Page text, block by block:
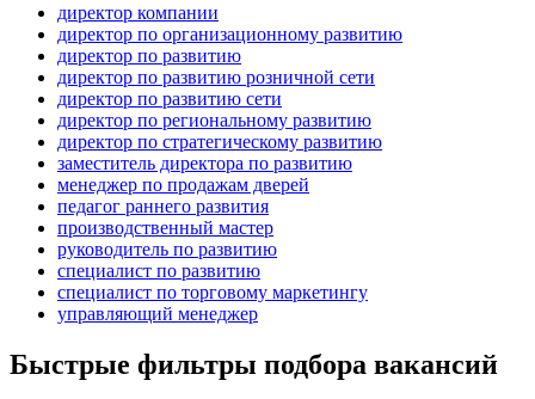
директор компании
директор по организационному развитию
директор по развитию
директор по развитию розничной сети
директор по развитию сети
директор по региональному развитию
директор по стратегическому развитию
заместитель директора по развитию
менеджер по продажам дверей
педагог раннего развития
производственный мастер
руководитель по развитию
специалист по развитию
специалист по торговому маркетингу
управляющий менеджер
Быстрые фильтры подбора вакансий